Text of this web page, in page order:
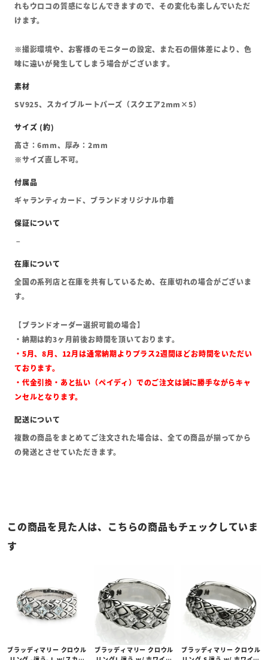
れもウロコの質感になじんできますので、その変化も楽しんでいただ
けます。
※撮影環境や、お客様のモニターの設定、また石の個体差により、色
味に違いが発生してしまう場合がございます。
SV925、スカイブルートパーズ（スクエア2mm×5）
高さ：6mm、厚み：2mm
※サイズ直し不可。
ギャランティカード、ブランドオリジナル巾着
全国の系列店と在庫を共有しているため、在庫切れの場合がございま
す。
【ブランドオーダー選択可能の場合】
・納期は約3ヶ月前後お時間を頂いております。
・5月、8月、12月は通常納期よりプラス2週間ほどお時間をいただい
ております。
・代金引換・あと払い（ペイディ）でのご注文は誠に勝手ながらキャ
ンセルとなります。
複数の商品をまとめてご注文された場合は、全ての商品が揃ってから
の発送とさせていただきます。
この商品を見た人は、こちらの商品もチェックしていま
す
ブラッディマリー クロウル
ブラッディマリー クロウル
ブラッディマリー クロウル